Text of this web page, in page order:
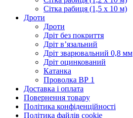
Сітка рабиця (1,5 x 10 м)
Дроти
Дроти
Дріт без покриття
Дріт в’язальний
Дріт зварювальний 0,8 мм
Дріт оцинкований
Катанка
Проволка ВР 1
Доставка і оплата
Повернення товару
Політика конфіденційності
Політика файлів cookie